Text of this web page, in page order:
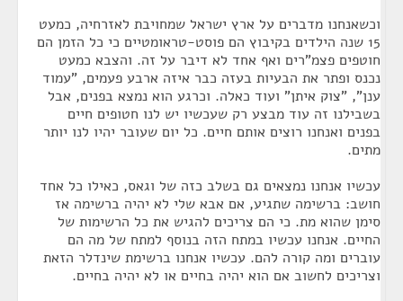
וכשאנחנו מדברים על ארץ ישראל שמחויבת לאזרחיה, כמעט
15 שנה הילדים בקיבוץ הם פוסט-טראומטיים כי כל הזמן הם
חוטפים פצמ"רים ואף אחד לא דיבר על זה. והצבא כמעט
נכנס ופתר את הבעיות בעזה כבר איזה ארבע פעמים, "עמוד
ענן", "צוק איתן" ועוד כאלה. וכרגע הוא נמצא בפנים, אבל
בשבילנו זה עוד מבצע רק שעכשיו יש לנו חטופים חיים
בפנים ואנחנו רוצים אותם חיים. כל יום שעובר יהיו לנו יותר
מתים.
עכשיו אנחנו נמצאים גם בשלב כזה של וגאס, כאילו כל אחד
חושב: ברשימה שתגיע, אם אבא שלי לא יהיה ברשימה אז
סימן שהוא מת. כי הם צריכים להגיש את כל הרשימות של
החיים. אנחנו עכשיו במתח הזה בנוסף למתח של מה הם
עוברים ומה קורה להם. עכשיו אנחנו ברשימת שינדלר הזאת
וצריכים לחשוב אם הוא יהיה בחיים או לא יהיה בחיים.